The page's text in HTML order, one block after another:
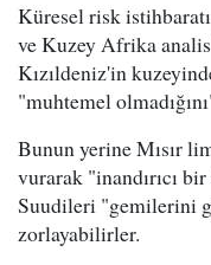
Küresel risk
ve Kuzey Afrika
Kızıldeniz'in
"muhtemel
Bunun yerine Mısır
vurarak "inandırıcı
Suudileri "gemilerini
zorlayabilirler.